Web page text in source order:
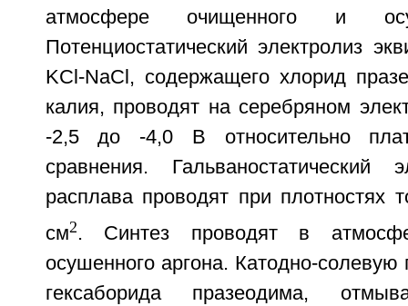
атмосфере очищенного и
Потенциостатический электролиз
KCl-NaCl, содержащего хлорид
калия, проводят на серебряном
-2,5 до -4,0 В относительно
сравнения. Гальваностатический
расплава проводят при плотностях
см2. Синтез проводят в
осушенного аргона. Катодно-
гексаборида празеодима,